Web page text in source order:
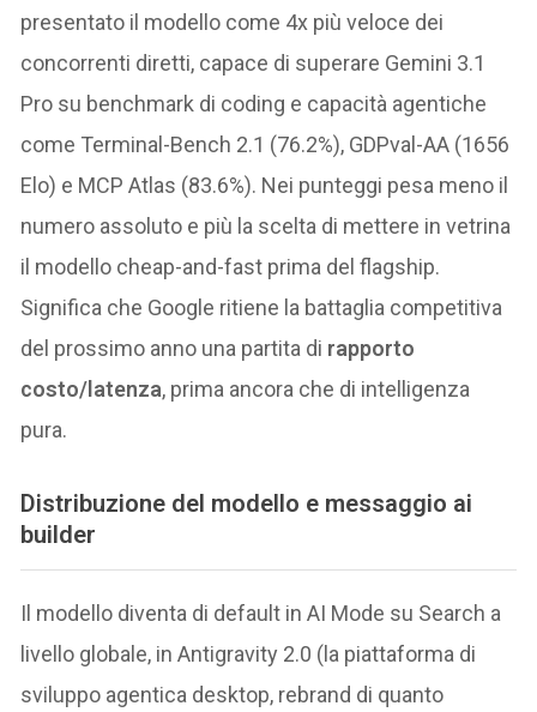
presentato il modello come 4x più veloce dei
concorrenti diretti, capace di superare Gemini 3.1
Pro su benchmark di coding e capacità agentiche
come Terminal-Bench 2.1 (76.2%), GDPval-AA (1656
Elo) e MCP Atlas (83.6%). Nei punteggi pesa meno il
numero assoluto e più la scelta di mettere in vetrina
il modello cheap-and-fast prima del flagship.
Significa che Google ritiene la battaglia competitiva
del prossimo anno una partita di rapporto
costo/latenza, prima ancora che di intelligenza
pura.
Distribuzione del modello e messaggio ai
builder
Il modello diventa di default in AI Mode su Search a
livello globale, in Antigravity 2.0 (la piattaforma di
sviluppo agentica desktop, rebrand di quanto